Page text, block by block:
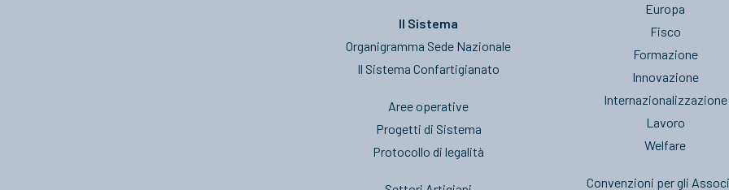
Il Sistema
Organigramma Sede Nazionale
Il Sistema Confartigianato
Aree operative
Progetti di Sistema
Protocollo di legalità
Europa
Fisco
Formazione
Innovazione
Internazionalizzazione
Lavoro
Welfare
Convenzioni per gli